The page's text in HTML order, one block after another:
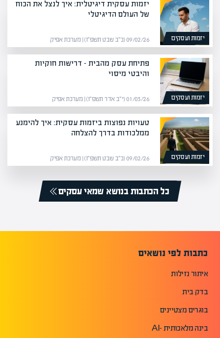
יזמות ועסקים
יזמות עסקית דיגיטלית: איך לנצל את הכוח
של העולם הדיגיטלי
09/02/26 (כ״ב שבט תשפ״ו) | מערכת אפיק
יזמות ועסקים
פתיחת עסק מהבית – דרישות חוקיות
והיבטי מיסוי
01/03/26 (י״ב אדר תשפ״ו) | מערכת אפיק
יזמות ועסקים
טעויות נפוצות ביזמות עסקית: איך להימנע
ממלכודות בדרך להצלחה
09/02/26 (כ״ב שבט תשפ״ו) | מערכת אפיק
כל הכתבות בנושא שמאי עסקים
כתבות לפי נושאים
איתור נזילות
בדק בית
בוגרים מצטיינים
בינה מלאכותית -AI